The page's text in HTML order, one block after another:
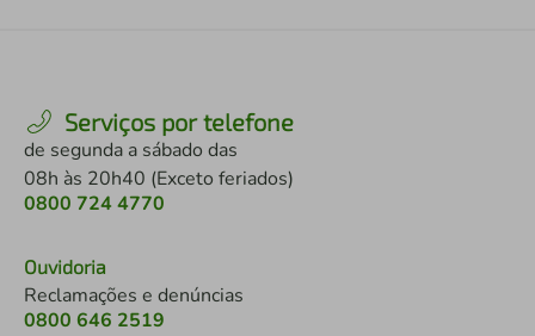
Serviços por telefone
de segunda a sábado das
08h às 20h40 (Exceto feriados)
0800 724 4770
Ouvidoria
Reclamações e denúncias
0800 646 2519